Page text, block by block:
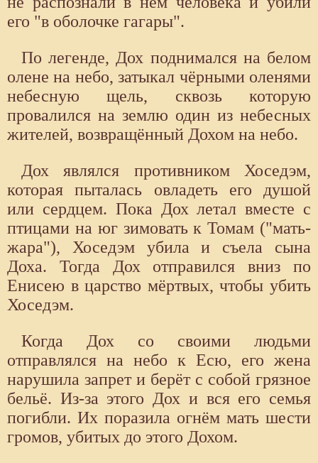
его "в оболочке гагары".
По легенде, Дох поднимался на белом
олене на небо, затыкал чёрными оленями
небесную щель, сквозь которую
провалился на землю один из небесных
жителей, возвращённый Дохом на небо.
Дох являлся противником Хоседэм,
которая пыталась овладеть его душой
или сердцем. Пока Дох летал вместе с
птицами на юг зимовать к Томам ("мать-
жара"), Хоседэм убила и съела сына
Доха. Тогда Дох отправился вниз по
Енисею в царство мёртвых, чтобы убить
Хоседэм.
Когда Дох со своими людьми
отправлялся на небо к Есю, его жена
нарушила запрет и берёт с собой грязное
бельё. Из-за этого Дох и вся его семья
погибли. Их поразила огнём мать шести
громов, убитых до этого Дохом.